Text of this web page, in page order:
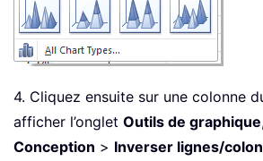
4. Cliquez ensuite sur une colonne
afficher l’onglet Outils de graphique
Conception > Inverser lignes/